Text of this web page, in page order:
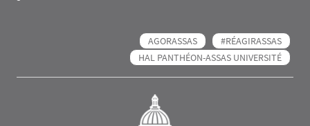
AGORASSAS
#RÉAGIRASSAS
HAL PANTHÉON-ASSAS UNIVERSITÉ